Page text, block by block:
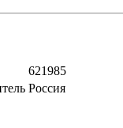
621985
Россия